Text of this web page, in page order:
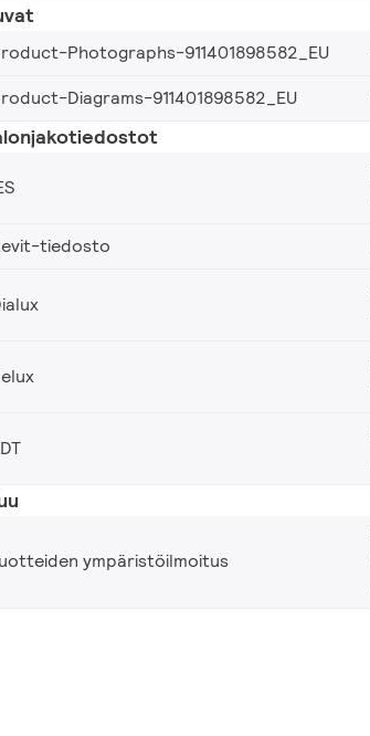
Photographs-911401898582_EU
Diagrams-911401898582_EU
tiedosto
ympäristöilmoitus